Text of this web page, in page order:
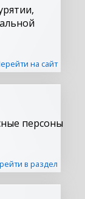
на сайт
персоны
в раздел